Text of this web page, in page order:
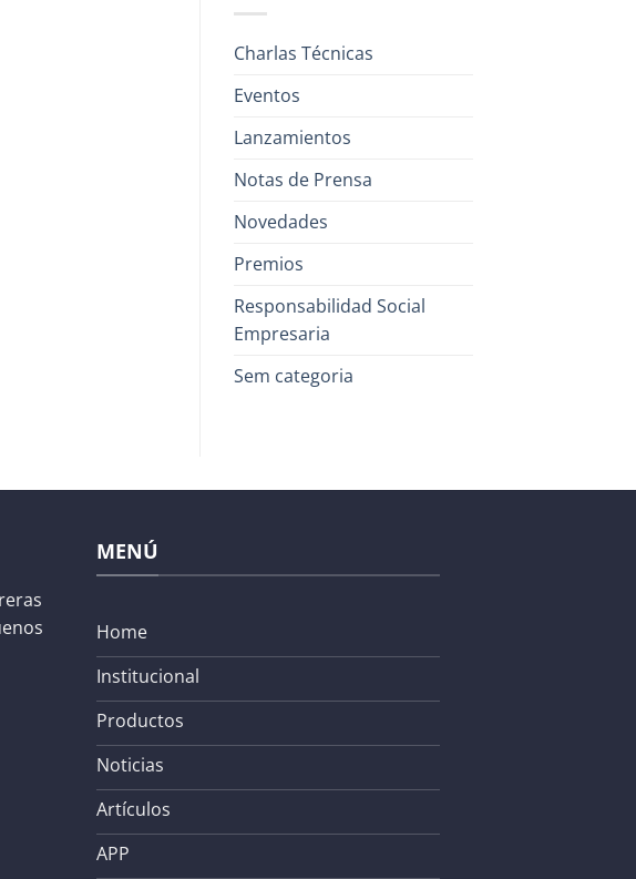
Charlas Técnicas
Eventos
Lanzamientos
Notas de Prensa
Novedades
Premios
Responsabilidad Social
Empresaria
Sem categoria
MENÚ
Home
Institucional
Productos
Noticias
Artículos
APP